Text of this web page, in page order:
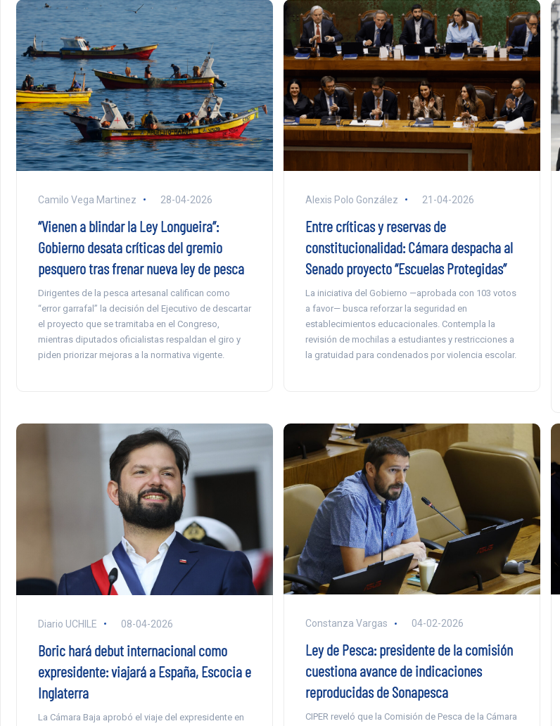
Camilo Vega Martinez 28-04-2026
“Vienen a blindar la Ley Longueira”:
Gobierno desata críticas del gremio
pesquero tras frenar nueva ley de pesca
Dirigentes de la pesca artesanal califican como
“error garrafal” la decisión del Ejecutivo de descartar
el proyecto que se tramitaba en el Congreso,
mientras diputados oficialistas respaldan el giro y
piden priorizar mejoras a la normativa vigente.
Alexis Polo González 21-04-2026
Entre críticas y reservas de
constitucionalidad: Cámara despacha al
Senado proyecto “Escuelas Protegidas”
La iniciativa del Gobierno —aprobada con 103 votos
a favor— busca reforzar la seguridad en
establecimientos educacionales. Contempla la
revisión de mochilas a estudiantes y restricciones a
la gratuidad para condenados por violencia escolar.
Diario UCHILE 08-04-2026
Boric hará debut internacional como
expresidente: viajará a España, Escocia e
Inglaterra
La Cámara Baja aprobó el viaje del expresidente en
Constanza Vargas 04-02-2026
Ley de Pesca: presidente de la comisión
cuestiona avance de indicaciones
reproducidas de Sonapesca
CIPER reveló que la Comisión de Pesca de la Cámara